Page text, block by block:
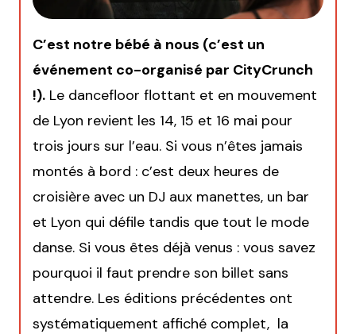
C’est notre bébé à nous (c’est un
événement co-organisé par CityCrunch
!). Le dancefloor flottant et en mouvement
de Lyon revient les 14, 15 et 16 mai pour
trois jours sur l’eau. Si vous n’êtes jamais
montés à bord : c’est deux heures de
croisière avec un DJ aux manettes, un bar
et Lyon qui défile tandis que tout le mode
danse. Si vous êtes déjà venus : vous savez
pourquoi il faut prendre son billet sans
attendre. Les éditions précédentes ont
systématiquement affiché complet, la